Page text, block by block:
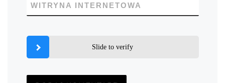
WITRYNA INTERNETOWA
Slide to verify